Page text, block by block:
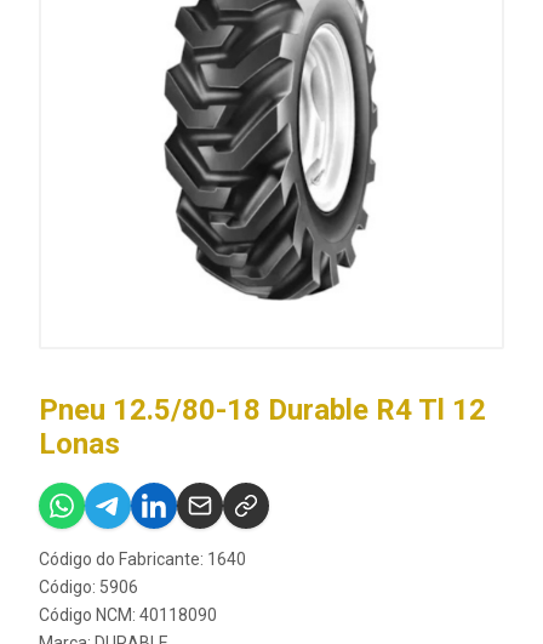
Pneu 12.5/80-18 Durable R4 Tl 12
Lonas
Código do Fabricante: 1640
Código: 5906
Código NCM: 40118090